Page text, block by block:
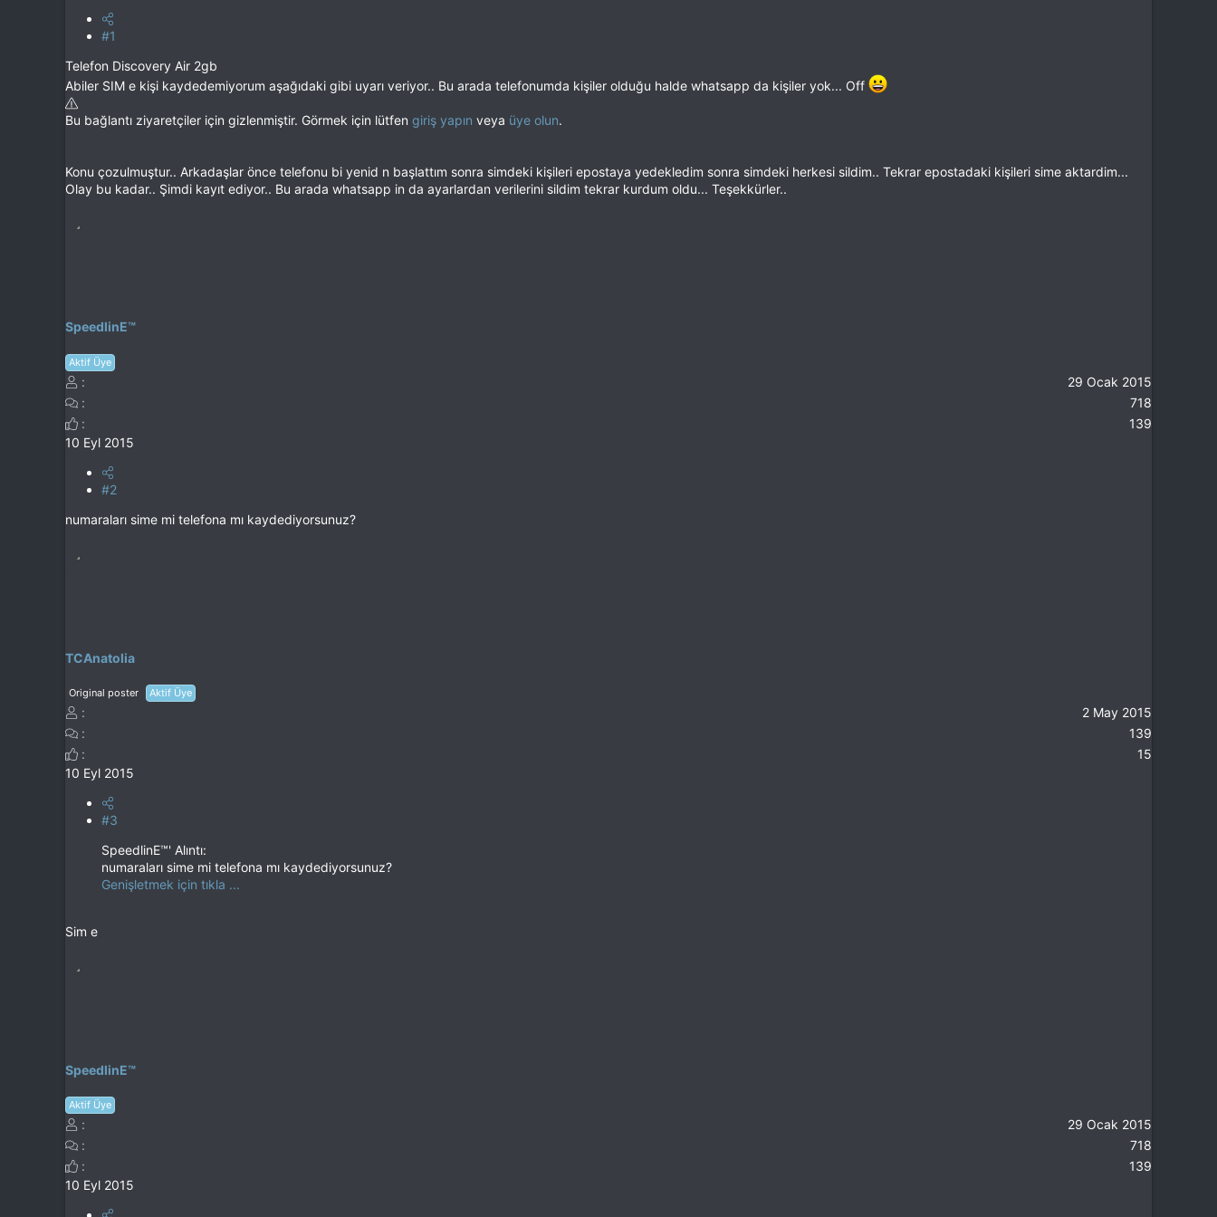
#1
Telefon Discovery Air 2gb
Abiler SIM e kişi kaydedemiyorum aşağıdaki gibi uyarı veriyor.. Bu arada telefonumda kişiler olduğu halde whatsapp da kişiler yok... Off
Bu bağlantı ziyaretçiler için gizlenmiştir. Görmek için lütfen giriş yapın veya üye olun.
Konu çozulmuştur.. Arkadaşlar önce telefonu bi yenid n başlattım sonra simdeki kişileri epostaya yedekledim sonra simdeki herkesi sildim.. Tekrar epostadaki kişileri sime aktardim...
Olay bu kadar.. Şimdi kayıt ediyor.. Bu arada whatsapp in da ayarlardan verilerini sildim tekrar kurdum oldu... Teşekkürler..
SpeedlinE™
Aktif Üye
29 Ocak 2015
718
139
10 Eyl 2015
#2
numaraları sime mi telefona mı kaydediyorsunuz?
TCAnatolia
Original poster Aktif Üye
2 May 2015
139
15
10 Eyl 2015
#3
SpeedlinE™' Alıntı:
numaraları sime mi telefona mı kaydediyorsunuz?
Genişletmek için tıkla ...
Sim e
SpeedlinE™
Aktif Üye
29 Ocak 2015
718
139
10 Eyl 2015